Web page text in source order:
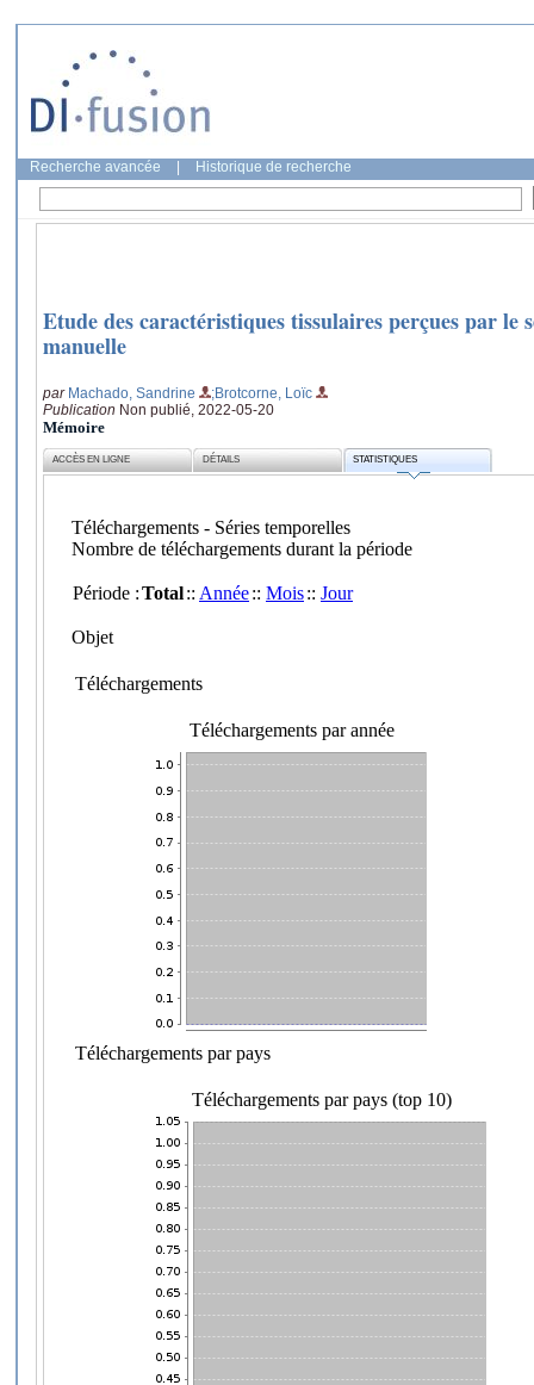
Recherche avancée Historique de recherche
Etude des caractéristiques tissulaires perçues par
manuelle
par Machado, Sandrine
;Brotcorne, Loïc
Publication Non publié, 2022-05-20
Mémoire
ACCÈS EN LIGNE DÉTAILS STATISTIQUES